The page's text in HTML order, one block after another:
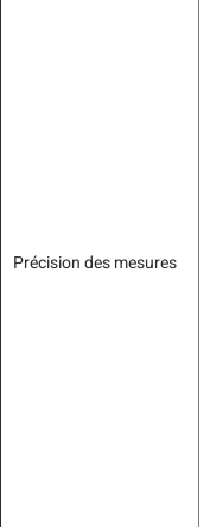
Précision des mesures